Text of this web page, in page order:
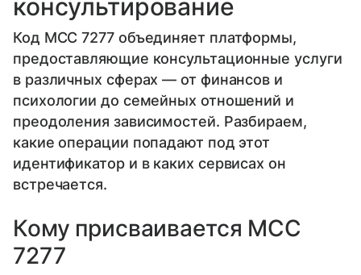
консультирование
Код MCC 7277 объединяет платформы,
предоставляющие консультационные услуги
в различных сферах — от финансов и
психологии до семейных отношений и
преодоления зависимостей. Разбираем,
какие операции попадают под этот
идентификатор и в каких сервисах он
встречается.
Кому присваивается MCC
7277